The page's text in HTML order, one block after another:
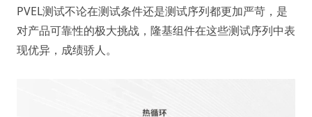
PVEL测试不论在测试条件还是测试序列都更加严苛，是
对产品可靠性的极大挑战，隆基组件在这些测试序列中表
现优异，成绩骄人。